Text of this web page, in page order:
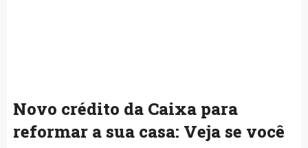
Novo crédito da Caixa para
reformar a sua casa: Veja se você